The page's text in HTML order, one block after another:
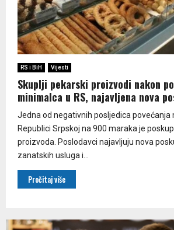
RS i BiH Vijesti
Skuplji pekarski proizvodi nakon
minimalca u RS, najavljena nova
Jedna od negativnih posljedica povećanja
Republici Srpskoj na 900 maraka je
proizvoda. Poslodavci najavljuju nova
zanatskih usluga i...
Pročitaj više